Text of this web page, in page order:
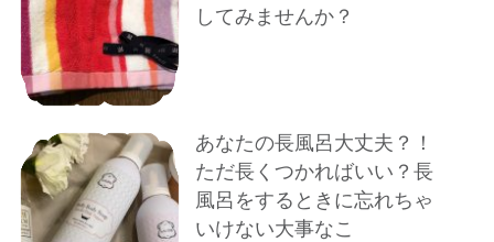
してみませんか？
あなたの長風呂大丈夫？！
ただ長くつかればいい？長
風呂をするときに忘れちゃ
いけない大事なこ